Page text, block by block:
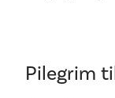
Pilegrim